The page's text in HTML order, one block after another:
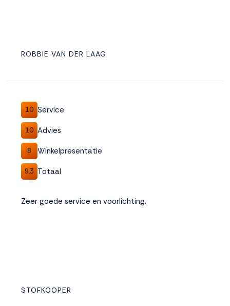
ROBBIE VAN DER LAAG
10 Service
10 Advies
8 Winkelpresentatie
9,3 Totaal
Zeer goede service en voorlichting.
STOFKOOPER